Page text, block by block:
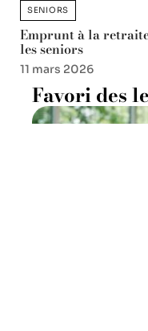
SENIORS
Emprunt à la
les seniors
11 mars 2026
Favori des